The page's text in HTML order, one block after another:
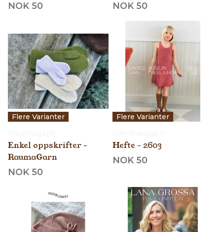
NOK 50 NOK 50
Flere Varianter
Enkel oppskrifter -
RaumaGarn
NOK 50
Flere Varianter
Hefte - 2603
NOK 50